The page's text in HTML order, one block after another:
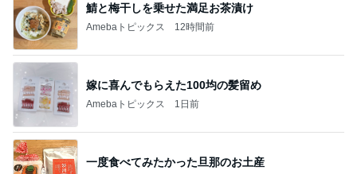
鯖と梅干しを乗せた満足お茶漬け
Amebaトピックス 12時間前
嫁に喜んでもらえた100均の髪留め
Amebaトピックス 1日前
一度食べてみたかった旦那のお土産